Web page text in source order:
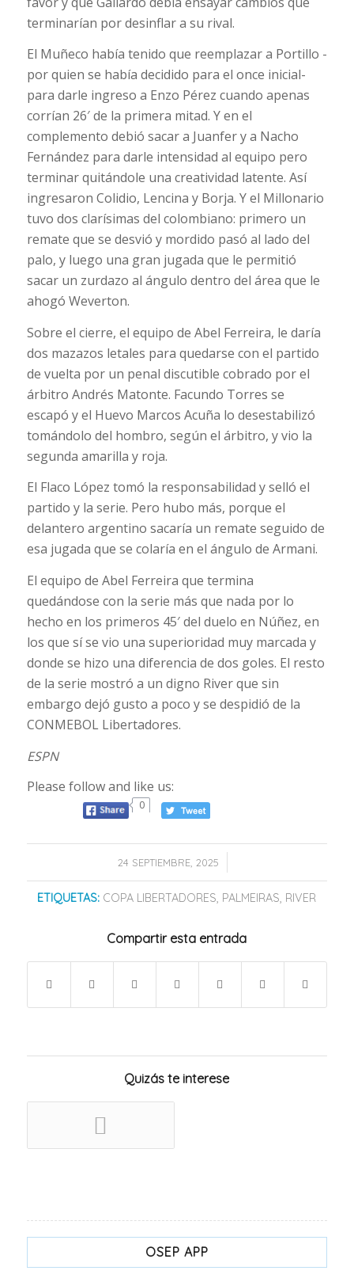
terminarían por desinflar a su rival.
El Muñeco había tenido que reemplazar a Portillo -
por quien se había decidido para el once inicial-
para darle ingreso a Enzo Pérez cuando apenas
corrían 26′ de la primera mitad. Y en el
complemento debió sacar a Juanfer y a Nacho
Fernández para darle intensidad al equipo pero
terminar quitándole una creatividad latente. Así
ingresaron Colidio, Lencina y Borja. Y el Millonario
tuvo dos clarísimas del colombiano: primero un
remate que se desvió y mordido pasó al lado del
palo, y luego una gran jugada que le permitió
sacar un zurdazo al ángulo dentro del área que le
ahogó Weverton.
Sobre el cierre, el equipo de Abel Ferreira, le daría
dos mazazos letales para quedarse con el partido
de vuelta por un penal discutible cobrado por el
árbitro Andrés Matonte. Facundo Torres se
escapó y el Huevo Marcos Acuña lo desestabilizó
tomándolo del hombro, según el árbitro, y vio la
segunda amarilla y roja.
El Flaco López tomó la responsabilidad y selló el
partido y la serie. Pero hubo más, porque el
delantero argentino sacaría un remate seguido de
esa jugada que se colaría en el ángulo de Armani.
El equipo de Abel Ferreira que termina
quedándose con la serie más que nada por lo
hecho en los primeros 45′ del duelo en Núñez, en
los que sí se vio una superioridad muy marcada y
donde se hizo una diferencia de dos goles. El resto
de la serie mostró a un digno River que sin
embargo dejó gusto a poco y se despidió de la
CONMEBOL Libertadores.
ESPN
Please follow and like us:
0
24 SEPTIEMBRE, 2025
/
ETIQUETAS: COPA LIBERTADORES, PALMEIRAS, RIVER
Compartir esta entrada
Quizás te interese
OSEP APP